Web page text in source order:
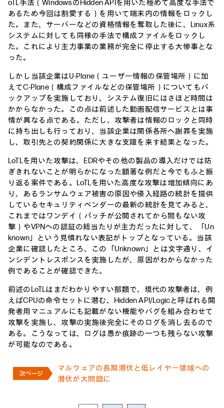
oTL手法（WindowsのHidden APIを用いた極めて高度な手法で
あるため今回は割愛する）を用いて端末内の情報をロックし
た。また、サーバーなどの資格情報を奪取した後に、Linux系
システムに対しても同様の手法で構成ファイルをロックし
た。これにより主力事業の業務が完全に停止する大惨事とな
った。
しかし当該企業はU-Plane（ユーザー情報の保管場所）に加
えてC-Plane（構成ファイルなどの保管場所）についてもバ
ックアップを実施しており、システム復旧にはさほど時間は
かからなかった。この点は前述した動画配信サービスとは事
情が異なる点である。ただし、攻撃者は情報のロックと同時
に持ち出しも行っており、当該企業は関係各所へ謝罪を実施
し、取引先との契約関係に大きな支障を来す結果となった。
LoTLを用いた攻撃は、EDRやその他の製品の導入だけでは防
ぎきれないことが明らかになった顕著な例だと今でもふと振
り返る案件である。LoTLを用いた高度な攻撃は増加傾向にあ
り、あるランサムウェア被害の原因や侵入経路の統計を提供
しているセキュリティベンダーの最新の統計を見てみると、
これまではワンデイ（パッチが公開されてから間もない攻
撃）やVPNへの認証の総当たりが主力だったに対して、「Un
known」という見慣れない表記がトップとなっている。当該
企業に確認したところ、この「Unknown」とは文字通り、イ
ンシデントレスポンスを実施したが、原因がわからなかった
例であることが確認できた。
前述のLoTLはまだわかりやすい部類で、現代の攻撃者は、例
えばCPUの命令セットに潜む、Hidden API/Logicと呼ばれる開
発者用マニュアルにも記載がない機能やバグを組み合わせて
攻撃を実施し、攻撃の実施後完全にそのログを消し去るので
ある。こうなっては、ログは愚か痕跡の一つも残らない攻撃
が可能なのである。
マルウェアの長期潜伏と低レイヤー領域への
潜伏が大問題に